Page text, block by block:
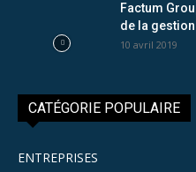
Factum
de la
10 avril 2019
CATÉGORIE POPULAIRE
ENTREPRISES